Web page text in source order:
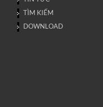
TÌM KIẾM
DOWNLOAD